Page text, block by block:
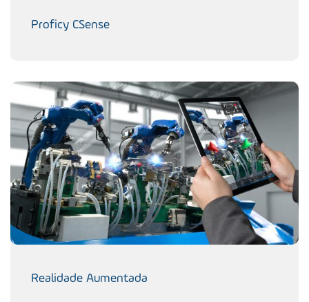
Proficy CSense
Realidade Aumentada